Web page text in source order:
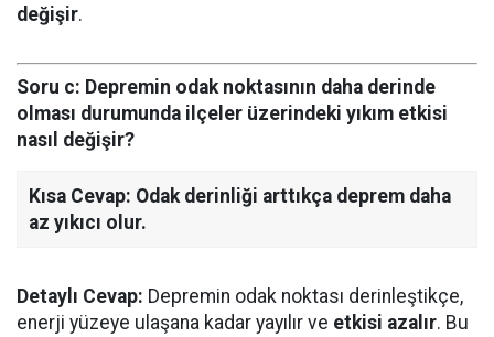
değişir.
Soru c: Depremin odak noktasının daha derinde
olması durumunda ilçeler üzerindeki yıkım etkisi
nasıl değişir?
Kısa Cevap: Odak derinliği arttıkça deprem daha
az yıkıcı olur.
Detaylı Cevap: Depremin odak noktası derinleştikçe,
enerji yüzeye ulaşana kadar yayılır ve etkisi azalır. Bu